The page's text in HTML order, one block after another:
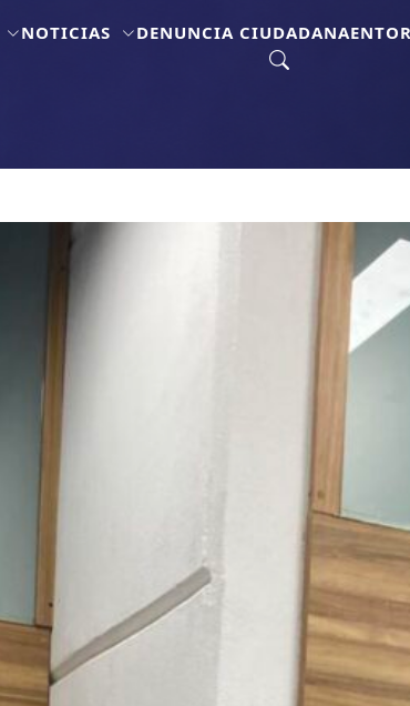
NOTICIAS DENUNCIA CIUDADANA